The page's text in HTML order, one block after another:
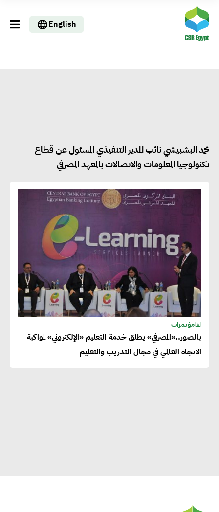
English
محمد البشبيشي نائب المدير التنفيذي المسئول عن قطاع
تكنولوجيا المعلومات والاتصالات بالمعهد المصرفي
مؤتمرات
بالصور..«المصرفي» يطلق خدمة التعليم «الإلكتروني» لمواكبة
الاتجاه العالمي في مجال التدريب والتعليم